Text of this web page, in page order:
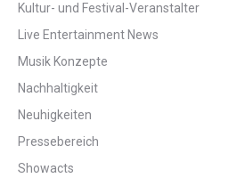
Kultur- und Festival-Veranstalter
Live Entertainment News
Musik Konzepte
Nachhaltigkeit
Neuhigkeiten
Pressebereich
Showacts